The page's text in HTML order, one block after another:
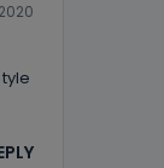
pod adresem: